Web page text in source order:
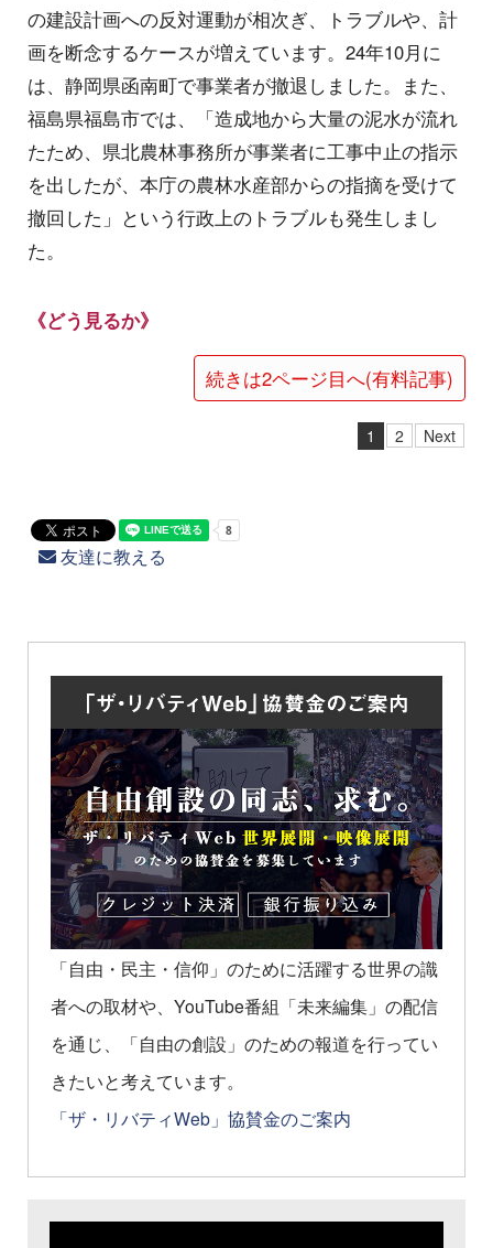
の建設計画への反対運動が相次ぎ、トラブルや、計
画を断念するケースが増えています。24年10月に
は、静岡県函南町で事業者が撤退しました。また、
福島県福島市では、「造成地から大量の泥水が流れ
たため、県北農林事務所が事業者に工事中止の指示
を出したが、本庁の農林水産部からの指摘を受けて
撤回した」という行政上のトラブルも発生しまし
た。
《どう見るか》
続きは2ページ目へ(有料記事)
1 2 Next
友達に教える
「自由・民主・信仰」のために活躍する世界の識
者への取材や、YouTube番組「未来編集」の配信
を通じ、「自由の創設」のための報道を行ってい
きたいと考えています。
「ザ・リバティWeb」協賛金のご案内